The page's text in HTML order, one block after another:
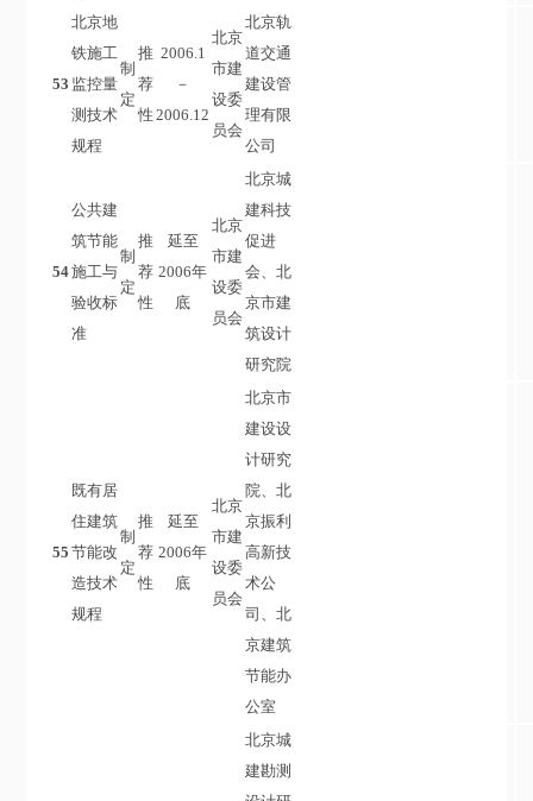
53
北京地
铁施工
监控量
测技术
规程
制
定
推
荐
性
2006.1
－
2006.12
北京
市建
设委
员会
北京轨
道交通
建设管
理有限
公司
54
公共建
筑节能
施工与
验收标
准
制
定
推
荐
性
延至
2006年
底
北京
市建
设委
员会
北京城
建科技
促进
会、北
京市建
筑设计
研究院
55
既有居
住建筑
节能改
造技术
规程
制
定
推
荐
性
延至
2006年
底
北京
市建
设委
员会
北京市
建设设
计研究
院、北
京振利
高新技
术公
司、北
京建筑
节能办
公室
北京城
建勘测